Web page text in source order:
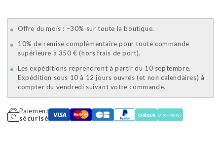
Offre du mois : –30% sur toute la boutique.
10% de remise complémentaire pour toute commande
supérieure à 350 € (hors frais de port).
Les expéditions reprendront à partir du 10 septembre.
Expédition sous 10 à 12 jours ouvrés (et non calendaires) à
compter du vendredi suivant votre commande.
Paiement
sécurisé